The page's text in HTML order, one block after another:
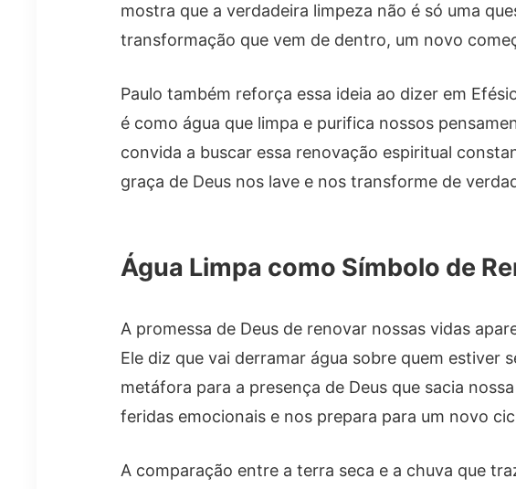
mostra que a verdadeira limpeza não é só uma
transformação que vem de dentro, um novo
Paulo também reforça essa ideia ao dizer em
é como água que limpa e purifica nossos
convida a buscar essa renovação espiritual
graça de Deus nos lave e nos transforme de
Água Limpa como Símbolo de
A promessa de Deus de renovar nossas vidas
Ele diz que vai derramar água sobre quem estiver
metáfora para a presença de Deus que sacia
feridas emocionais e nos prepara para um novo
A comparação entre a terra seca e a chuva que